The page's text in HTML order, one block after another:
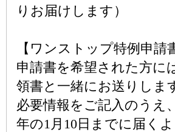
りお届けします）
【ワンストップ特例申請
申請書を希望された方に
領書と一緒にお送りしま
必要情報をご記入のうえ
年の1月10日までに届くよ